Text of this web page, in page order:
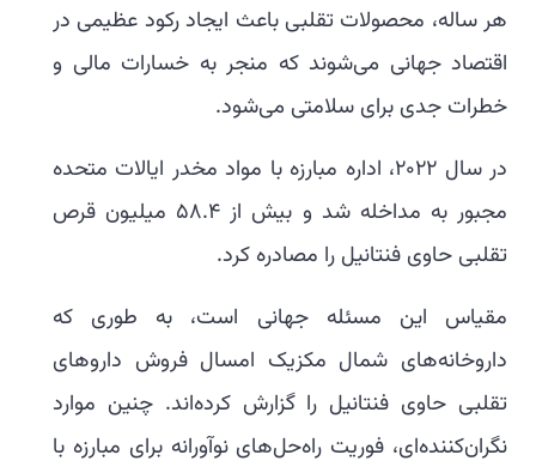
هر ساله، محصولات تقلبی باعث ایجاد رکود عظیمی در
اقتصاد جهانی می‌شوند که منجر به خسارات مالی و
خطرات جدی برای سلامتی می‌شود.
در سال ۲۰۲۲، اداره مبارزه با مواد مخدر ایالات متحده
مجبور به مداخله شد و بیش از ۵۸.۴ میلیون قرص
تقلبی حاوی فنتانیل را مصادره کرد.
مقیاس این مسئله جهانی است، به طوری که
داروخانه‌های شمال مکزیک امسال فروش داروهای
تقلبی حاوی فنتانیل را گزارش کرده‌اند. چنین موارد
نگران‌کننده‌ای، فوریت راه‌حل‌های نوآورانه برای مبارزه با